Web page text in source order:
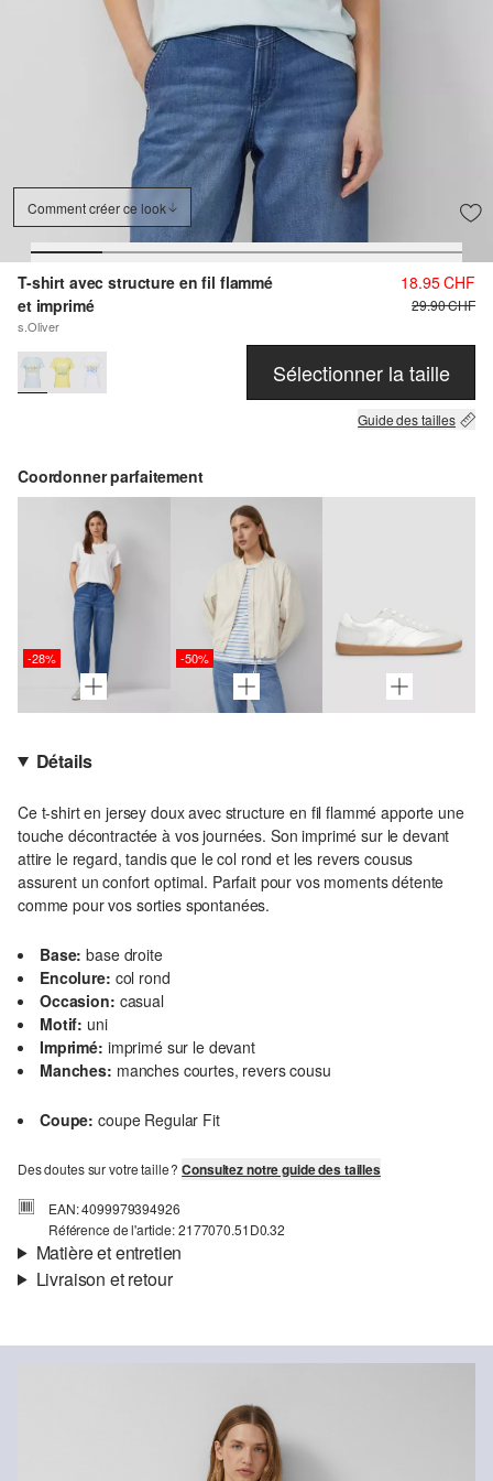
Comment créer ce look
T-shirt avec structure en fil flammé
et imprimé
s.Oliver
18.95 CHF
29.90 CHF
Sélectionner la taille
Guide des tailles
Coordonner parfaitement
-28% -50%
Détails
Ce t-shirt en jersey doux avec structure en fil flammé apporte une
touche décontractée à vos journées. Son imprimé sur le devant
attire le regard, tandis que le col rond et les revers cousus
assurent un confort optimal. Parfait pour vos moments détente
comme pour vos sorties spontanées.
Base: base droite
Encolure: col rond
Occasion: casual
Motif: uni
Imprimé: imprimé sur le devant
Manches: manches courtes, revers cousu
Coupe: coupe Regular Fit
Des doutes sur votre taille ?Consultez notre guide des tailles
EAN: 4099979394926
Référence de l'article: 2177070.51D0.32
Matière et entretien
Matière: Coton
Livraison et retour
Ta commande sera expédiée par SwissPost dans un délai de 4 à 5